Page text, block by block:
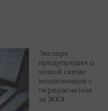
Эксперт
предупредил о
новой схеме
мошенников с
перерасчетом
за ЖКХ